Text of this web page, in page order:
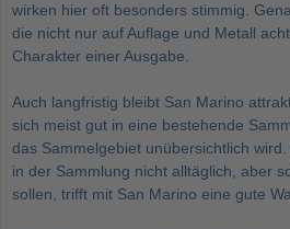
wirken hier oft besonders stimmig.
die nicht nur auf Auflage und Metall
Charakter einer Ausgabe.
Auch langfristig bleibt San Marino
sich meist gut in eine bestehende
das Sammelgebiet unübersichtlich
in der Sammlung nicht alltäglich, aber
sollen, trifft mit San Marino eine gute